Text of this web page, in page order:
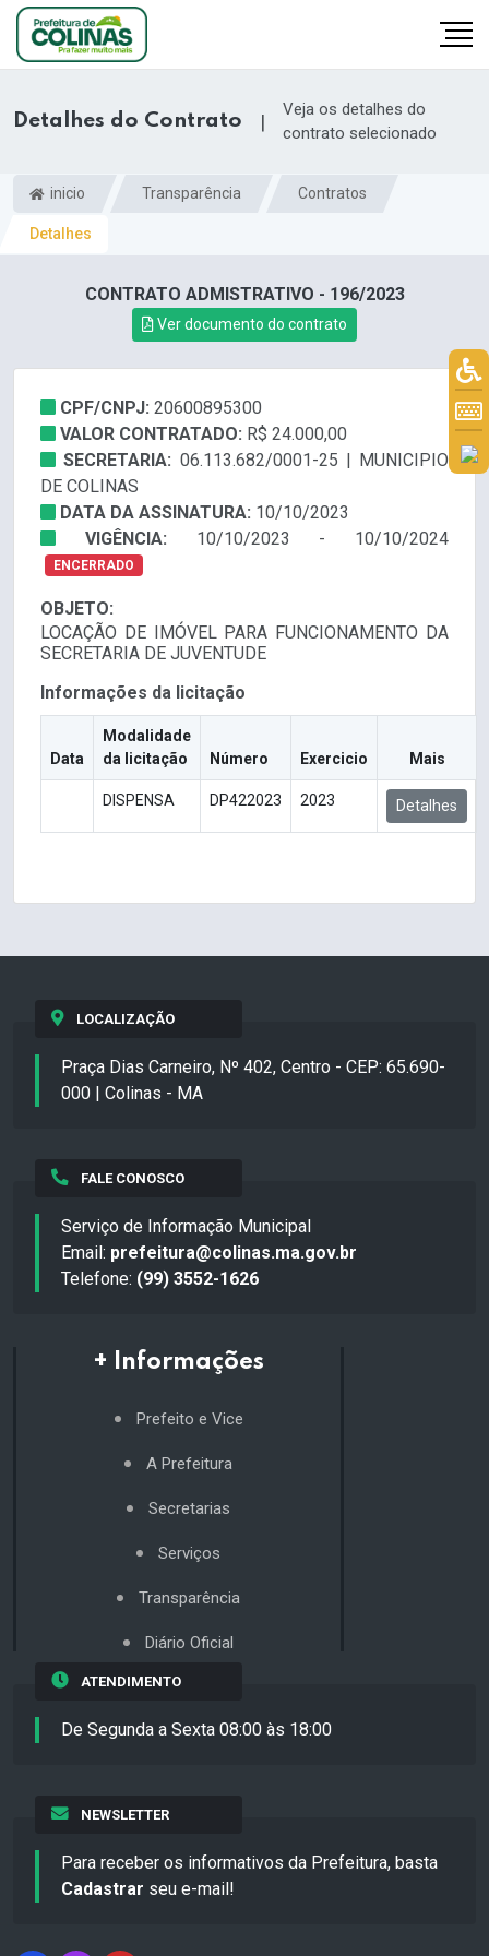
Detalhes do Contrato |
Veja os detalhes do
contrato selecionado
inicio Transparência Contratos
Detalhes
CONTRATO ADMISTRATIVO - 196/2023
Ver documento do contrato
CPF/CNPJ: 20600895300
VALOR CONTRATADO: R$ 24.000,00
SECRETARIA: 06.113.682/0001-25 | MUNICIPIO
DE COLINAS
DATA DA ASSINATURA: 10/10/2023
VIGÊNCIA: 10/10/2023 - 10/10/2024
ENCERRADO
OBJETO:
LOCAÇÃO DE IMÓVEL PARA FUNCIONAMENTO DA
SECRETARIA DE JUVENTUDE
Informações da licitação
Data
Modalidade
da licitação
Número Exercicio Mais
DISPENSA DP422023 2023 Detalhes
LOCALIZAÇÃO
Praça Dias Carneiro, Nº 402, Centro - CEP: 65.690-
000 | Colinas - MA
FALE CONOSCO
Serviço de Informação Municipal
Email: prefeitura@colinas.ma.gov.br
Telefone: (99) 3552-1626
+ Informações
Prefeito e Vice
A Prefeitura
Secretarias
Serviços
Transparência
Diário Oficial
ATENDIMENTO
De Segunda a Sexta 08:00 às 18:00
NEWSLETTER
Para receber os informativos da Prefeitura, basta
Cadastrar seu e-mail!